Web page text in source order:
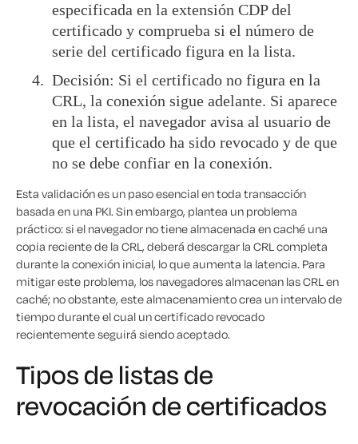
especificada en la extensión CDP del
certificado y comprueba si el número de
serie del certificado figura en la lista.
Decisión: Si el certificado no figura en la
CRL, la conexión sigue adelante. Si aparece
en la lista, el navegador avisa al usuario de
que el certificado ha sido revocado y de que
no se debe confiar en la conexión.
Esta validación es un paso esencial en toda transacción
basada en una PKI. Sin embargo, plantea un problema
práctico: si el navegador no tiene almacenada en caché una
copia reciente de la CRL, deberá descargar la CRL completa
durante la conexión inicial, lo que aumenta la latencia. Para
mitigar este problema, los navegadores almacenan las CRL en
caché; no obstante, este almacenamiento crea un intervalo de
tiempo durante el cual un certificado revocado
recientemente seguirá siendo aceptado.
Tipos de listas de
revocación de certificados